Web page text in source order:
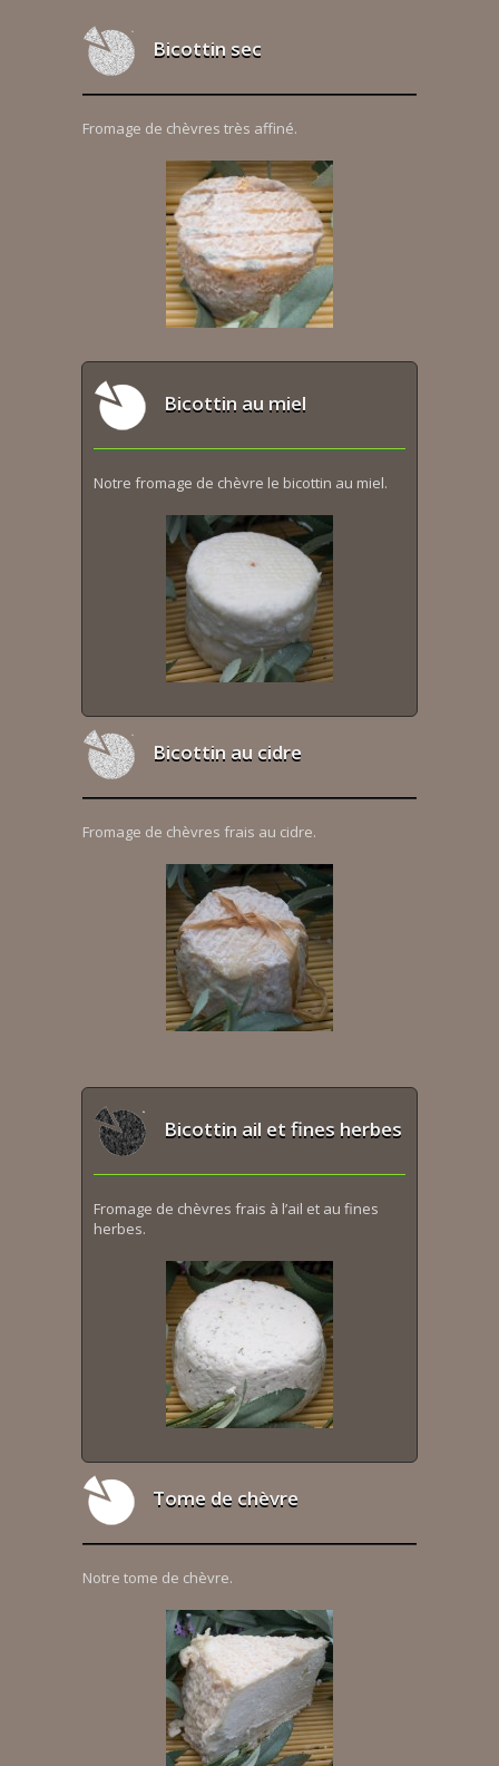
Bicottin sec
Fromage de chèvres très affiné.
Bicottin au miel
Notre fromage de chèvre le bicottin au miel.
Bicottin au cidre
Fromage de chèvres frais au cidre.
Bicottin ail et fines herbes
Fromage de chèvres frais à l’ail et au fines
herbes.
Tome de chèvre
Notre tome de chèvre.